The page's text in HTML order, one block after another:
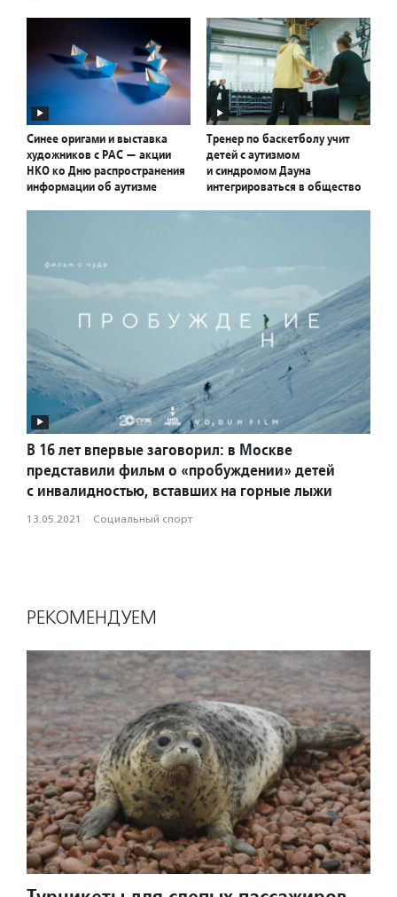
Синее оригами и выставка
художников с РАС — акции
НКО ко Дню распространения
информации об аутизме
Тренер по баскетболу учит
детей с аутизмом
и синдромом Дауна
интегрироваться в общество
В 16 лет впервые заговорил: в Москве
представили фильм о «пробуждении» детей
с инвалидностью, вставших на горные лыжи
13.05.2021 · Социальный спорт
РЕКОМЕНДУЕМ